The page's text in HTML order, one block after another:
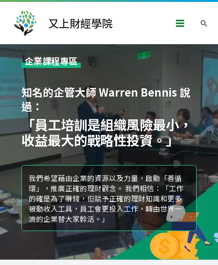
跳
內
容
又上財經學院
Menu搜
企業課程專區
知名的企管大師 Warren Bennis 說
過：
「員工培訓是組織風險最小，
收益最大的戰略性投資。」
我們希望藉由企業的資源以及力量，啟動「善循
環」，推廣正確的理財觀念。 我們相信：「工作
的確是為了賺錢，但賦予正確的理財知識和更多
被動收入工具，員工會更投入工作，轉由世界一
流的企業替大家幹活。」